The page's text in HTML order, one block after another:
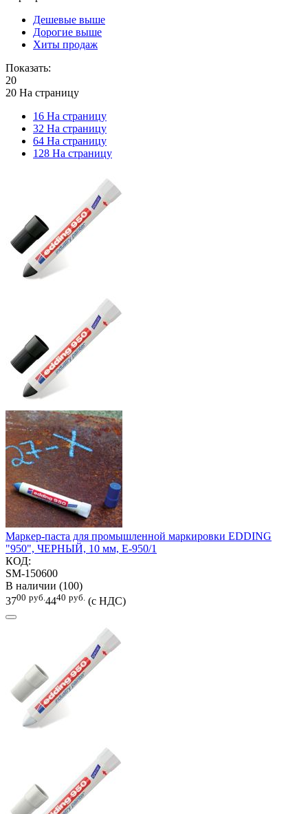
Дешевые выше
Дорогие выше
Хиты продаж
Показать:
20
20 На страницу
16 На страницу
32 На страницу
64 На страницу
128 На страницу
Маркер-паста для промышленной маркировки EDDING
"950", ЧЕРНЫЙ, 10 мм, E-950/1
КОД:
SM-150600
В наличии (100)
3700 руб. 4440 руб. (с НДС)